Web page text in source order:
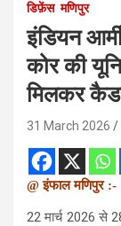
डिफ़ेंस मणिपुर
इंडियन
कोर की
मिलकर
31 March 2026
@ इंफाल मणिपुर :-
22 मार्च 2026 से